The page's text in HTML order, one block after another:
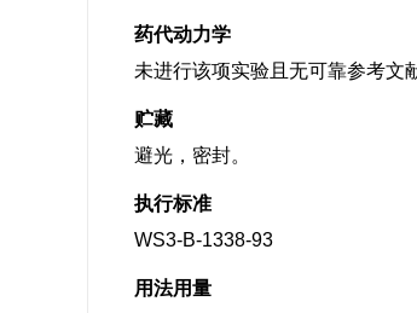
药代动力学
未进行该项实验且无可靠参考文
贮藏
避光，密封。
执行标准
WS3-B-1338-93
用法用量